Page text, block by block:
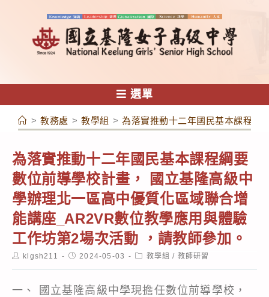
容
選單
> 教務處 > 教學組 > 為落實推動十二年國民基本課程綱
為落實推動十二年國民基本課程綱要
數位前導學校計畫， 國立基隆高級中
學辦理北一區高中優質化區域聯合增
能講座_AR2VR數位教學應用與體驗
工作坊第2場次活動 ，請教師參加。
Postklgsh211
Post2024-05-03
Post教學組 / 教師研習
一、 國立基隆高級中學現擔任數位前導學校，